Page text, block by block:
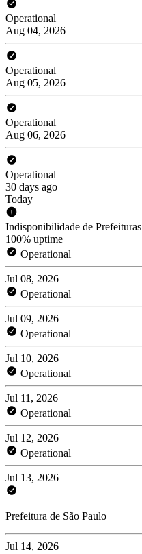
Operational
Aug 04, 2026
Operational
Aug 05, 2026
Operational
Aug 06, 2026
Operational
30 days ago
Today
Indisponibilidade de Prefeituras
100% uptime
Operational
Jul 08, 2026
Operational
Jul 09, 2026
Operational
Jul 10, 2026
Operational
Jul 11, 2026
Operational
Jul 12, 2026
Operational
Jul 13, 2026
Prefeitura de São Paulo
Jul 14, 2026